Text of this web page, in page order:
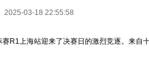
2025-03-18 22:55:58
R1上海站迎来了决赛日的激烈竞逐。来自